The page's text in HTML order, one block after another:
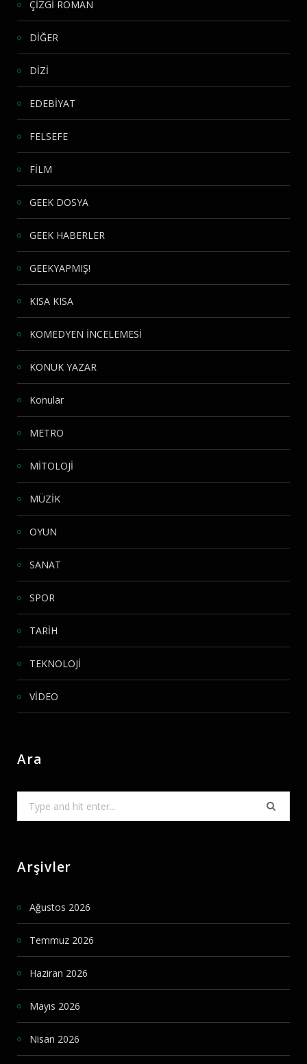
ÇİZGİ ROMAN
DİĞER
DİZİ
EDEBİYAT
FELSEFE
FİLM
GEEK DOSYA
GEEK HABERLER
GEEKYAPMIŞ!
KISA KISA
KOMEDYEN İNCELEMESİ
KONUK YAZAR
Konular
METRO
MİTOLOJİ
MÜZİK
OYUN
SANAT
SPOR
TARİH
TEKNOLOJİ
VİDEO
Ara
Arşivler
Ağustos 2026
Temmuz 2026
Haziran 2026
Mayıs 2026
Nisan 2026